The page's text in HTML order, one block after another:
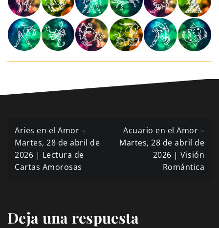
Navegación
de
entradas
Aries en el Amor –
Martes, 28 de abril de
2026 | Lectura de
Cartas Amorosas
Acuario en el Amor –
Martes, 28 de abril de
2026 | Visión
Romántica
Deja una respuesta